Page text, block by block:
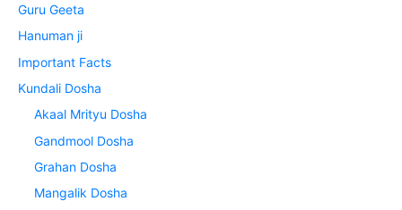
Guru Geeta
Hanuman ji
Important Facts
Kundali Dosha
Akaal Mrityu Dosha
Gandmool Dosha
Grahan Dosha
Mangalik Dosha